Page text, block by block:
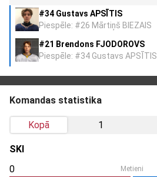
#34 Gustavs APSĪTIS
Piespēle: #26 Mārtiņš BIEZAIS
#21 Brendons FJODOROVS
Piespēle: #34 Gustavs APSĪTIS
Komandas statistika
Kopā 1
SKI
0
Metieni